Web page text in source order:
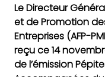
Le Directeur
et de Promotion
Entreprises (AFP-
reçu ce 14
de l’émission